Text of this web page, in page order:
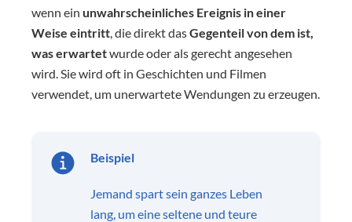
wenn ein unwahrscheinliches Ereignis in einer
Weise eintritt, die direkt dasGegenteil von dem ist,
was erwartetwurde oder als gerecht angesehen
wird. Sie wird oft in Geschichten und Filmen
verwendet, um unerwartete Wendungen zu erzeugen.
Beispiel
Jemand spart sein ganzes Leben
lang, um eine seltene und teure